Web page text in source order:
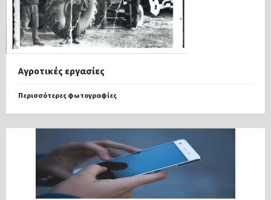
Αγροτικές εργασίες
Περισσότερες φωτογραφίες